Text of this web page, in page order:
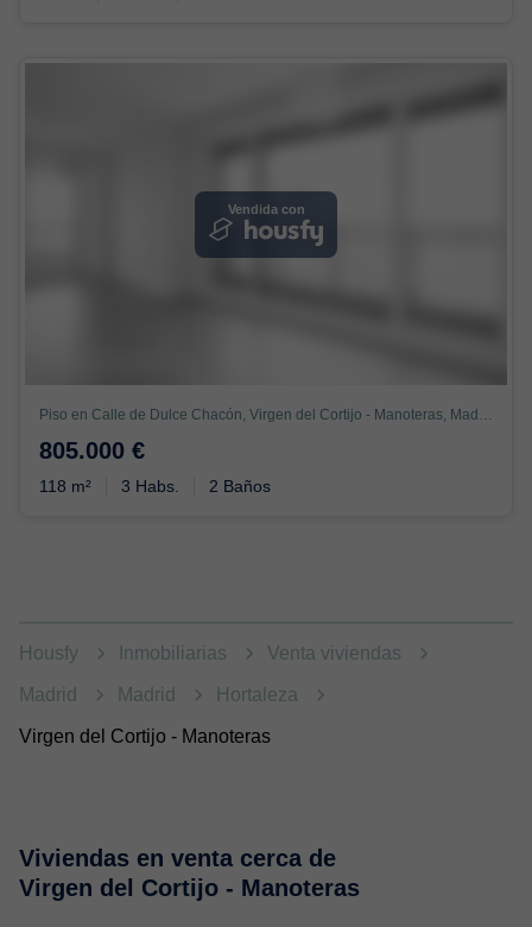
Vendida con
Piso en Calle de Dulce Chacón, Virgen del Cortijo - Manoteras, Madrid
805.000 €
118 m² 3 Habs. 2 Baños
Housfy Inmobiliarias Venta viviendas
Madrid Madrid Hortaleza
Virgen del Cortijo - Manoteras
Viviendas en venta cerca de
Virgen del Cortijo - Manoteras